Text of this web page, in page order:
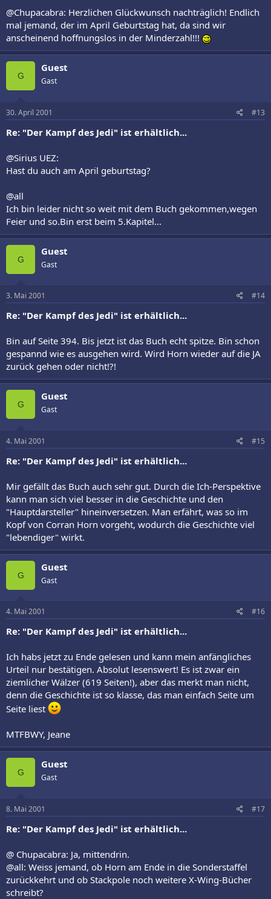
@Chupacabra: Herzlichen Glückwunsch nachträglich! Endlich
mal jemand, der im April Geburtstag hat, da sind wir
anscheinend hoffnungslos in der Minderzahl!!!
G
Guest
Gast
30. April 2001 #13
Re: "Der Kampf des Jedi" ist erhältlich...
@Sirius UEZ:
Hast du auch am April geburtstag?
@all
Ich bin leider nicht so weit mit dem Buch gekommen,wegen
Feier und so.Bin erst beim 5.Kapitel...
G
Guest
Gast
3. Mai 2001 #14
Re: "Der Kampf des Jedi" ist erhältlich...
Bin auf Seite 394. Bis jetzt ist das Buch echt spitze. Bin schon
gespannd wie es ausgehen wird. Wird Horn wieder auf die JA
zurück gehen oder nicht!?!
G
Guest
Gast
4. Mai 2001 #15
Re: "Der Kampf des Jedi" ist erhältlich...
Mir gefällt das Buch auch sehr gut. Durch die Ich-Perspektive
kann man sich viel besser in die Geschichte und den
"Hauptdarsteller" hineinversetzen. Man erfährt, was so im
Kopf von Corran Horn vorgeht, wodurch die Geschichte viel
"lebendiger" wirkt.
G
Guest
Gast
4. Mai 2001 #16
Re: "Der Kampf des Jedi" ist erhältlich...
Ich habs jetzt zu Ende gelesen und kann mein anfängliches
Urteil nur bestätigen. Absolut lesenswert! Es ist zwar ein
ziemlicher Wälzer (619 Seiten!), aber das merkt man nicht,
denn die Geschichte ist so klasse, das man einfach Seite um
Seite liest
MTFBWY, Jeane
G
Guest
Gast
8. Mai 2001 #17
Re: "Der Kampf des Jedi" ist erhältlich...
@ Chupacabra: Ja, mittendrin.
@all: Weiss jemand, ob Horn am Ende in die Sonderstaffel
zurückkehrt und ob Stackpole noch weitere X-Wing-Bücher
schreibt?